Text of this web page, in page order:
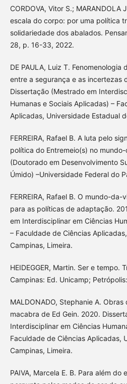
CORDOVA, Vitor S.; MARANDOLA
escala do corpo: por uma política
solidariedade dos abalados.
28, p. 16-33, 2022.
DE PAULA, Luiz T. Fenomenologia
entre a segurança e as incertezas
Dissertação (Mestrado em
Humanas e Sociais Aplicadas) –
Aplicadas, Universidade Estadual
FERREIRA, Rafael B. A luta pelo
política do Entremeio(s) no
(Doutorado em Desenvolvimento
Úmido) –Universidade Federal do
FERREIRA, Rafael B. O mundo-
para as políticas de adaptação.
em Interdisciplinar em Ciências
– Faculdade de Ciências
Campinas, Limeira.
HEIDEGGER, Martin. Ser e tempo.
Campinas: Ed. Unicamp;
MALDONADO, Stephanie A.
macabra de Ed Gein. 2020.
Interdisciplinar em Ciências
Faculdade de Ciências Aplicadas,
Campinas, Limeira.
PAIVA, Marcela E. B. Para além do